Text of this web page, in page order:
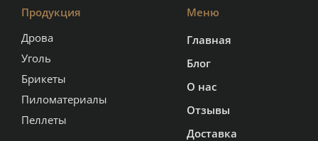
Продукция
Дрова
Уголь
Брикеты
Пиломатериалы
Пеллеты
Меню
Главная
Блог
О нас
Отзывы
Доставка